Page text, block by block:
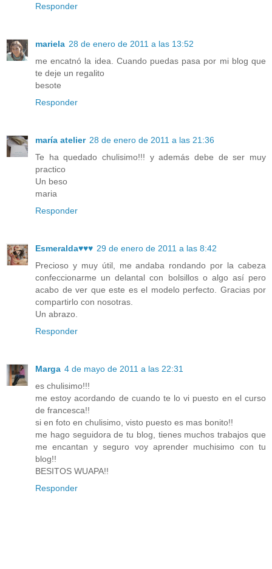
Responder
mariela 28 de enero de 2011 a las 13:52
me encatnó la idea. Cuando puedas pasa por mi blog que
te deje un regalito
besote
Responder
maría atelier 28 de enero de 2011 a las 21:36
Te ha quedado chulisimo!!! y además debe de ser muy
practico
Un beso
maria
Responder
Esmeralda♥♥♥ 29 de enero de 2011 a las 8:42
Precioso y muy útil, me andaba rondando por la cabeza
confeccionarme un delantal con bolsillos o algo así pero
acabo de ver que este es el modelo perfecto. Gracias por
compartirlo con nosotras.
Un abrazo.
Responder
Marga 4 de mayo de 2011 a las 22:31
es chulisimo!!!
me estoy acordando de cuando te lo vi puesto en el curso
de francesca!!
si en foto en chulisimo, visto puesto es mas bonito!!
me hago seguidora de tu blog, tienes muchos trabajos que
me encantan y seguro voy aprender muchisimo con tu
blog!!
BESITOS WUAPA!!
Responder